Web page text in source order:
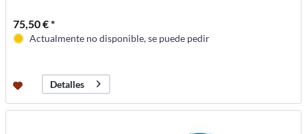
75,50 € *
Actualmente no disponible, se puede pedir
Detalles